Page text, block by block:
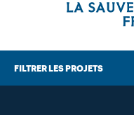
FILTRER LES PROJETS